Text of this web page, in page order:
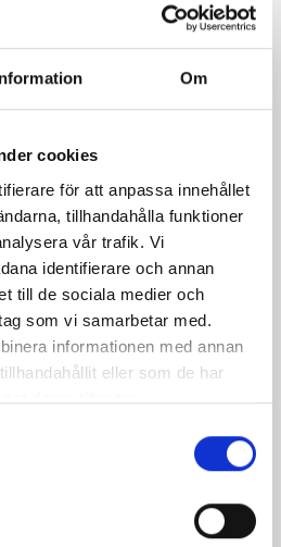
Om
cookies
för att anpassa innehållet
tillhandahålla funktioner
vår trafik. Vi
identifierare och annan
till de sociala medier och
som vi samarbetar med.
informationen med annan
eller som de har
deras tjänster.